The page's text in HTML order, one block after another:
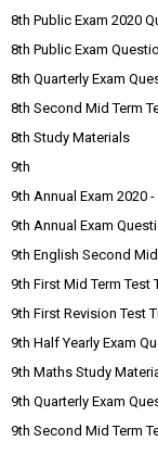
8th Public Exam 2020
8th Public Exam
8th Quarterly Exam
8th Second Mid Term
8th Study Materials
9th
9th Annual Exam 2020
9th Annual Exam
9th English Second
9th First Mid Term Test
9th First Revision Test
9th Half Yearly Exam
9th Maths Study
9th Quarterly Exam
9th Second Mid Term